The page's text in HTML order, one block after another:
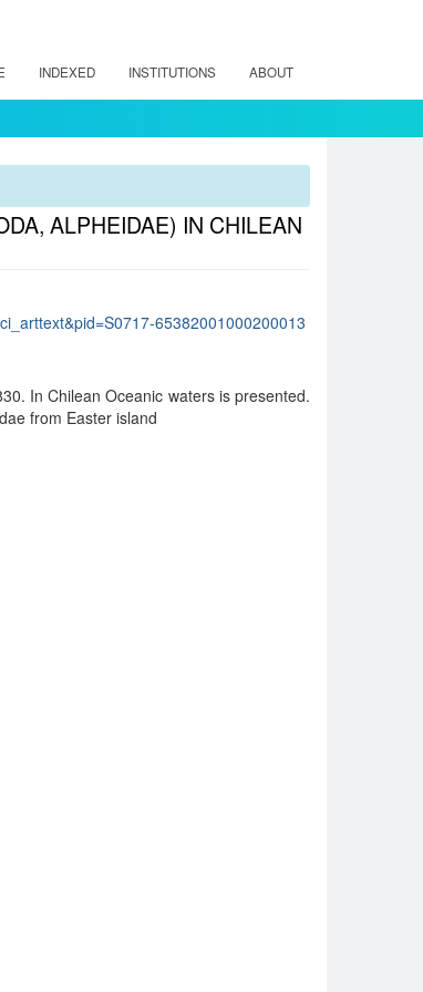
INDEXED INSTITUTIONS ABOUT
ALPHEIDAE) IN CHILEAN
65382001000200013
In Chilean Oceanic waters is presented.
from Easter island